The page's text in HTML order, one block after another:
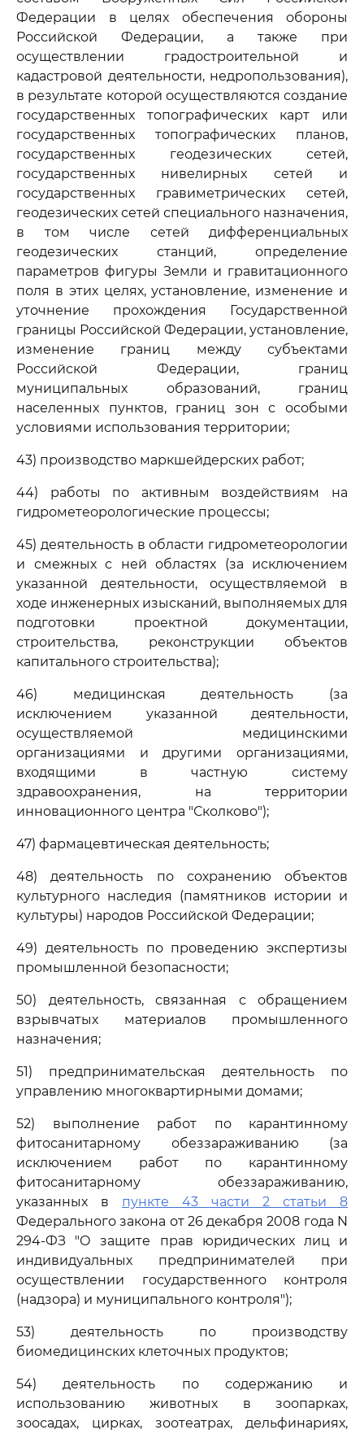
Федерации в целях обеспечения обороны
Российской Федерации, а также при
осуществлении градостроительной и
кадастровой деятельности, недропользования),
в результате которой осуществляются создание
государственных топографических карт или
государственных топографических планов,
государственных геодезических сетей,
государственных нивелирных сетей и
государственных гравиметрических сетей,
геодезических сетей специального назначения,
в том числе сетей дифференциальных
геодезических станций, определение
параметров фигуры Земли и гравитационного
поля в этих целях, установление, изменение и
уточнение прохождения Государственной
границы Российской Федерации, установление,
изменение границ между субъектами
Российской Федерации, границ
муниципальных образований, границ
населенных пунктов, границ зон с особыми
условиями использования территории;
43) производство маркшейдерских работ;
44) работы по активным воздействиям на
гидрометеорологические процессы;
45) деятельность в области гидрометеорологии
и смежных с ней областях (за исключением
указанной деятельности, осуществляемой в
ходе инженерных изысканий, выполняемых для
подготовки проектной документации,
строительства, реконструкции объектов
капитального строительства);
46) медицинская деятельность (за
исключением указанной деятельности,
осуществляемой медицинскими
организациями и другими организациями,
входящими в частную систему
здравоохранения, на территории
инновационного центра "Сколково");
47) фармацевтическая деятельность;
48) деятельность по сохранению объектов
культурного наследия (памятников истории и
культуры) народов Российской Федерации;
49) деятельность по проведению экспертизы
промышленной безопасности;
50) деятельность, связанная с обращением
взрывчатых материалов промышленного
назначения;
51) предпринимательская деятельность по
управлению многоквартирными домами;
52) выполнение работ по карантинному
фитосанитарному обеззараживанию (за
исключением работ по карантинному
фитосанитарному обеззараживанию,
указанных в пункте 43 части 2 статьи 8
Федерального закона от 26 декабря 2008 года N
294-ФЗ "О защите прав юридических лиц и
индивидуальных предпринимателей при
осуществлении государственного контроля
(надзора) и муниципального контроля");
53) деятельность по производству
биомедицинских клеточных продуктов;
54) деятельность по содержанию и
использованию животных в зоопарках,
зоосадах, цирках, зоотеатрах, дельфинариях,